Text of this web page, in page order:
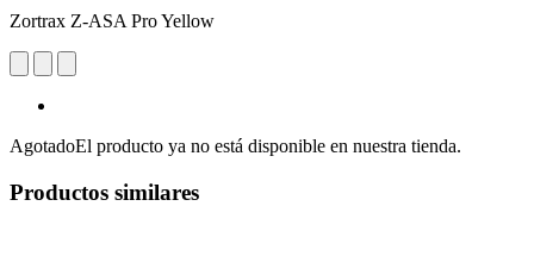
Zortrax Z-ASA Pro Yellow
AgotadoEl producto ya no está disponible en nuestra tienda.
Productos similares